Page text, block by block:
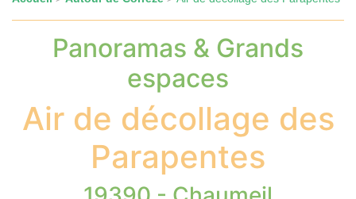
Panoramas & Grands
espaces
Air de décollage des
Parapentes